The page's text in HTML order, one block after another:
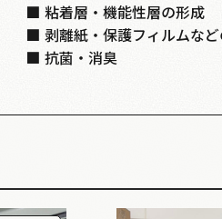
■ 粘着層・機能性層の形成
■ 剥離紙・保護フィルムな
■ 抗菌・消臭